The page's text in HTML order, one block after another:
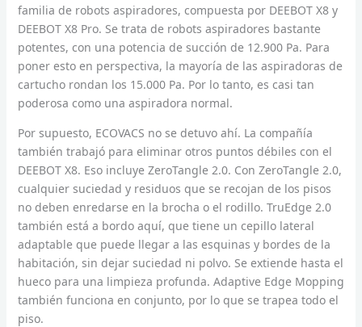
familia de robots aspiradores, compuesta por DEEBOT X8 y
DEEBOT X8 Pro. Se trata de robots aspiradores bastante
potentes, con una potencia de succión de 12.900 Pa. Para
poner esto en perspectiva, la mayoría de las aspiradoras de
cartucho rondan los 15.000 Pa. Por lo tanto, es casi tan
poderosa como una aspiradora normal.
Por supuesto, ECOVACS no se detuvo ahí. La compañía
también trabajó para eliminar otros puntos débiles con el
DEEBOT X8. Eso incluye ZeroTangle 2.0. Con ZeroTangle 2.0,
cualquier suciedad y residuos que se recojan de los pisos
no deben enredarse en la brocha o el rodillo. TruEdge 2.0
también está a bordo aquí, que tiene un cepillo lateral
adaptable que puede llegar a las esquinas y bordes de la
habitación, sin dejar suciedad ni polvo. Se extiende hasta el
hueco para una limpieza profunda. Adaptive Edge Mopping
también funciona en conjunto, por lo que se trapea todo el
piso.